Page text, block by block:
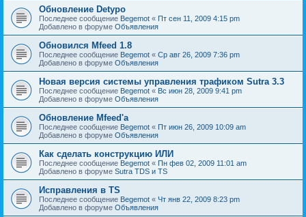
Обновление Detypo
Последнее сообщение Begemot « Пт сен 11, 2009 4:15 pm
Добавлено в форуме Объявления
Обновился Mfeed 1.8
Последнее сообщение Begemot « Ср авг 26, 2009 7:36 pm
Добавлено в форуме Объявления
Новая версия системы управления трафиком Sutra 3.3
Последнее сообщение Begemot « Вс июн 28, 2009 9:41 pm
Добавлено в форуме Объявления
Обновление Mfeed'а
Последнее сообщение Begemot « Пт июн 26, 2009 10:09 am
Добавлено в форуме Объявления
Как сделать конструкцию ИЛИ
Последнее сообщение Begemot « Пн фев 02, 2009 11:01 am
Добавлено в форуме Sutra TDS и TS
Исправления в TS
Последнее сообщение Begemot « Чт янв 22, 2009 8:23 pm
Добавлено в форуме Объявления